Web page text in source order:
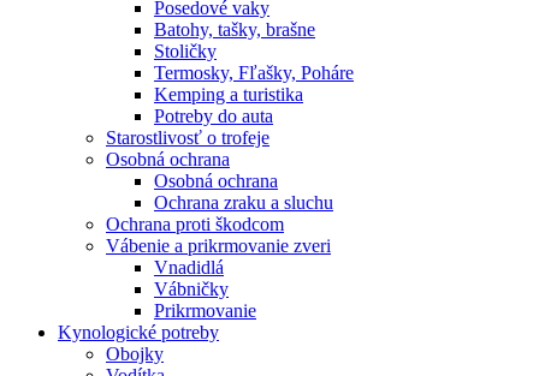
Posedové vaky
Batohy, tašky, brašne
Stoličky
Termosky, Fľašky, Poháre
Kemping a turistika
Potreby do auta
Starostlivosť o trofeje
Osobná ochrana
Osobná ochrana
Ochrana zraku a sluchu
Ochrana proti škodcom
Vábenie a prikrmovanie zveri
Vnadidlá
Vábničky
Prikrmovanie
Kynologické potreby
Obojky